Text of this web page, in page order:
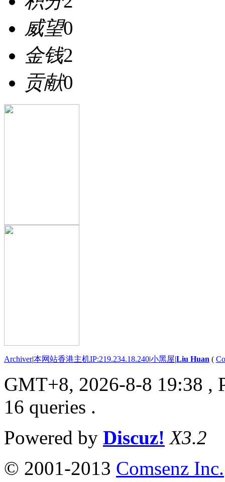
威望0
金钱2
贡献0
Archiver|本网站香港主机IP:219.234.18.240|小黑屋|Liu Huan (
GMT+8, 2026-8-8 19:38 ,
16 queries .
Powered by Discuz! X3.2
© 2001-2013 Comsenz Inc.